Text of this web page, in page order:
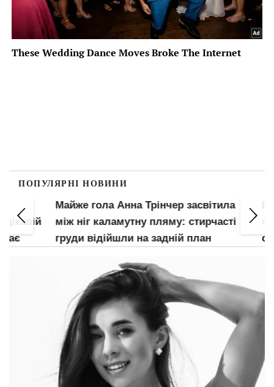
ПОПУЛЯРНІ НОВИНИ
Майже гола Анна Трінчер засвітила
між ніг каламутну пляму: стирчасті
груди відійшли на задній план